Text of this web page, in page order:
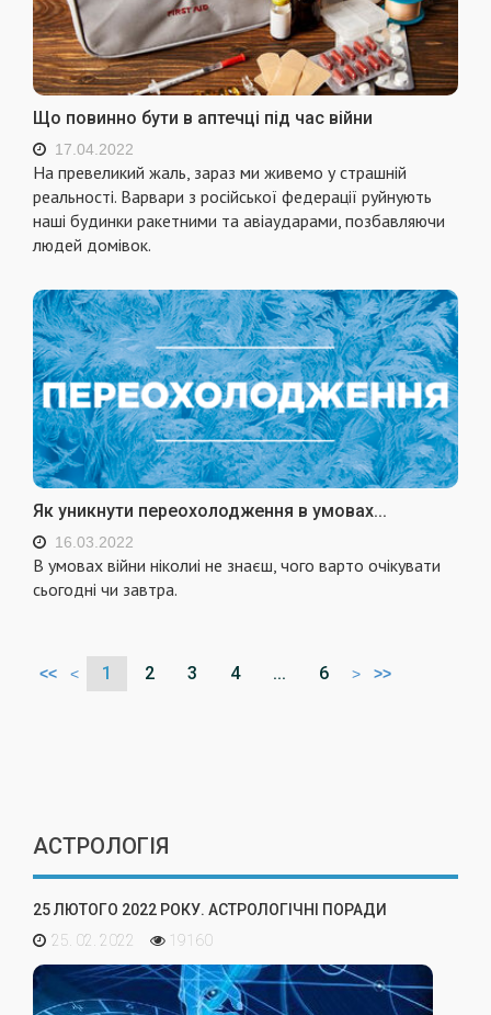
Що повинно бути в аптечці під час війни
17.04.2022
На превеликий жаль, зараз ми живемо у страшній
реальності. Варвари з російської федерації руйнують
наші будинки ракетними та авіаударами, позбавляючи
людей домівок.
Як уникнути переохолодження в умовах...
16.03.2022
В умовах війни ніколиі не знаєш, чого варто очікувати
сьогодні чи завтра.
<< < 1 2 3 4 ... 6 > >>
АСТРОЛОГІЯ
25 ЛЮТОГО 2022 РОКУ. АСТРОЛОГІЧНІ ПОРАДИ
25. 02. 2022
19160